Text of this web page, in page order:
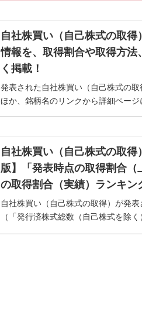
自社株買い（自己株式の取
情報を、取得割合や取得方
く掲載！
発表された自社株買い（自己株式の
ほか、銘柄名のリンクから詳細ページ
自社株買い（自己株式の取
版】「発表時点の取得割合
の取得割合（実績）ランキン
自社株買い（自己株式の取得）が発
（「発行済株式総数（自己株式を除